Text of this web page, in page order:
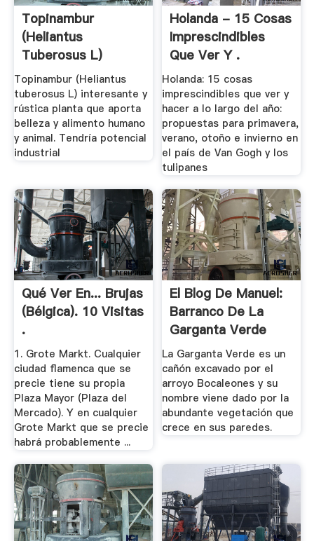
Topinambur
(Heliantus
Tuberosus L)
Interesante Y .
Topinambur (Heliantus
tuberosus L) interesante y
rústica planta que aporta
belleza y alimento humano
y animal. Tendría potencial
industrial
Holanda - 15 Cosas
Imprescindibles
Que Ver Y .
Holanda: 15 cosas
imprescindibles que ver y
hacer a lo largo del año:
propuestas para primavera,
verano, otoño e invierno en
el país de Van Gogh y los
tulipanes
Qué Ver En... Brujas
(Bélgica). 10 Visitas
.
1. Grote Markt. Cualquier
ciudad flamenca que se
precie tiene su propia
Plaza Mayor (Plaza del
Mercado). Y en cualquier
Grote Markt que se precie
habrá probablemente ...
El Blog De Manuel:
Barranco De La
Garganta Verde
La Garganta Verde es un
cañón excavado por el
arroyo Bocaleones y su
nombre viene dado por la
abundante vegetación que
crece en sus paredes.